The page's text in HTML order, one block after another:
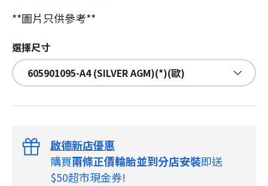
**圖片只供參考**
選擇尺寸
605901095-A4 (SILVER AGM)(*)(歐)
啟德新店優惠
購買兩條正價輪胎並到分店安裝即送
$50超市現金券!